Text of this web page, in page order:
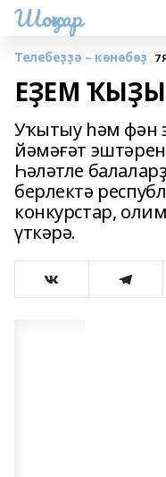
Шоңҡар
Телебеҙҙә – көнөбөҙ 7
ЕҘЕМ ҠЫҘЫ
Уҡытыу һәм фән
йәмәғәт
Һәләтле
берлектә
конкурс­тар,
үткәрә.